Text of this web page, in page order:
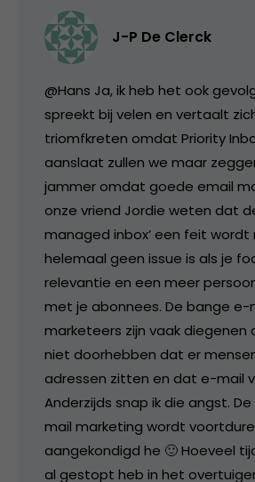
J-P De Clerck
@Hans Ja, ik heb het ook
spreekt bij velen en vertaalt
triomfkreten omdat Priority
aanslaat zullen we maar
jammer omdat goede email
onze vriend Jordie weten dat
managed inbox’ een feit
helemaal geen issue is als je
relevantie en een meer
met je abonnees. De bange e-
marketeers zijn vaak diegenen
niet doorhebben dat er
adressen zitten en dat e-mail
Anderzijds snap ik die angst.
mail marketing wordt
aangekondigd he 🙂 Hoeveel
al gestopt heb in het